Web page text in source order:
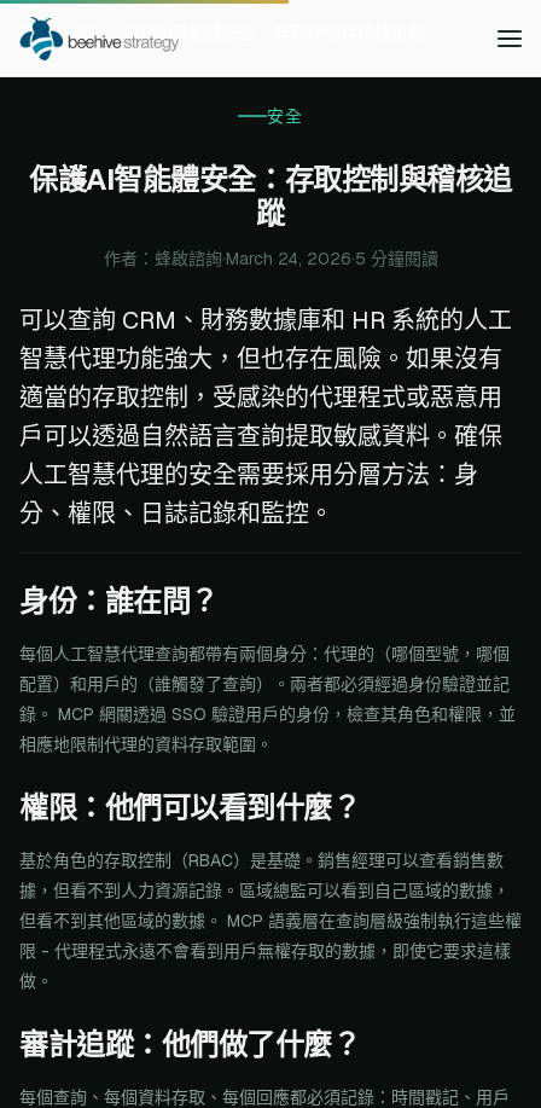
首頁 網誌 保護AI智能體安全：存取控制與稽核追蹤
安全
保護AI智能體安全：存取控制與稽核追
蹤
作者：蜂啟諮詢·March 24, 2026·5 分鐘閱讀
可以查詢 CRM、財務數據庫和 HR 系統的人工
智慧代理功能強大，但也存在風險。如果沒有
適當的存取控制，受感染的代理程式或惡意用
戶可以透過自然語言查詢提取敏感資料。確保
人工智慧代理的安全需要採用分層方法：身
分、權限、日誌記錄和監控。
身份：誰在問？
每個人工智慧代理查詢都帶有兩個身分：代理的（哪個型號，哪個
配置）和用戶的（誰觸發了查詢）。兩者都必須經過身份驗證並記
錄。 MCP 網關透過 SSO 驗證用戶的身份，檢查其角色和權限，並
相應地限制代理的資料存取範圍。
權限：他們可以看到什麼？
基於角色的存取控制（RBAC）是基礎。銷售經理可以查看銷售數
據，但看不到人力資源記錄。區域總監可以看到自己區域的數據，
但看不到其他區域的數據。 MCP 語義層在查詢層級強制執行這些權
限 - 代理程式永遠不會看到用戶無權存取的數據，即使它要求這樣
做。
審計追蹤：他們做了什麼？
每個查詢、每個資料存取、每個回應都必須記錄：時間戳記、用戶